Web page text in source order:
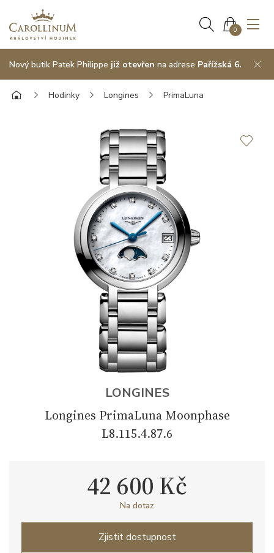
0
Nový butik Patek Philippe již otevřen na adrese Pařížská 6.
Hodinky Longines PrimaLuna
LONGINES
Longines PrimaLuna Moonphase
L8.115.4.87.6
42 600 Kč
Na dotaz
Zjistit dostupnost